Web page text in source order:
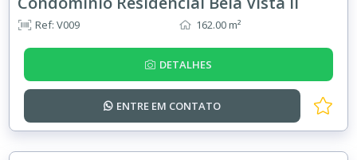
Ref: V009 162.00 m²
DETALHES
ENTRE EM CONTATO